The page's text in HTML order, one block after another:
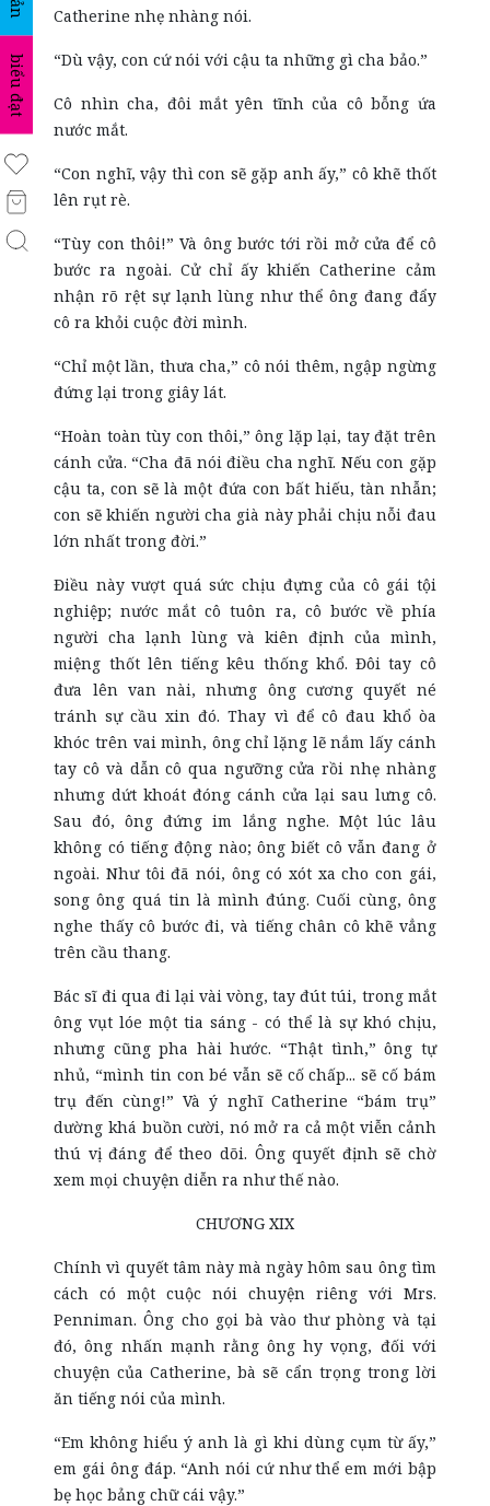
biểu đạt
Catherine nhẹ nhàng nói.
“Dù vậy, con cứ nói với cậu ta những gì cha bảo.”
Cô nhìn cha, đôi mắt yên tĩnh của cô bỗng ứa
nước mắt.
“Con nghĩ, vậy thì con sẽ gặp anh ấy,” cô khẽ thốt
lên rụt rè.
“Tùy con thôi!” Và ông bước tới rồi mở cửa để cô
bước ra ngoài. Cử chỉ ấy khiến Catherine cảm
nhận rõ rệt sự lạnh lùng như thể ông đang đẩy
cô ra khỏi cuộc đời mình.
“Chỉ một lần, thưa cha,” cô nói thêm, ngập ngừng
đứng lại trong giây lát.
“Hoàn toàn tùy con thôi,” ông lặp lại, tay đặt trên
cánh cửa. “Cha đã nói điều cha nghĩ. Nếu con gặp
cậu ta, con sẽ là một đứa con bất hiếu, tàn nhẫn;
con sẽ khiến người cha già này phải chịu nỗi đau
lớn nhất trong đời.”
Điều này vượt quá sức chịu đựng của cô gái tội
nghiệp; nước mắt cô tuôn ra, cô bước về phía
người cha lạnh lùng và kiên định của mình,
miệng thốt lên tiếng kêu thống khổ. Đôi tay cô
đưa lên van nài, nhưng ông cương quyết né
tránh sự cầu xin đó. Thay vì để cô đau khổ òa
khóc trên vai mình, ông chỉ lặng lẽ nắm lấy cánh
tay cô và dẫn cô qua ngưỡng cửa rồi nhẹ nhàng
nhưng dứt khoát đóng cánh cửa lại sau lưng cô.
Sau đó, ông đứng im lắng nghe. Một lúc lâu
không có tiếng động nào; ông biết cô vẫn đang ở
ngoài. Như tôi đã nói, ông có xót xa cho con gái,
song ông quá tin là mình đúng. Cuối cùng, ông
nghe thấy cô bước đi, và tiếng chân cô khẽ vẳng
trên cầu thang.
Bác sĩ đi qua đi lại vài vòng, tay đút túi, trong mắt
ông vụt lóe một tia sáng - có thể là sự khó chịu,
nhưng cũng pha hài hước. “Thật tình,” ông tự
nhủ, “mình tin con bé vẫn sẽ cố chấp... sẽ cố bám
trụ đến cùng!” Và ý nghĩ Catherine “bám trụ”
dường khá buồn cười, nó mở ra cả một viễn cảnh
thú vị đáng để theo dõi. Ông quyết định sẽ chờ
xem mọi chuyện diễn ra như thế nào.
CHƯƠNG XIX
Chính vì quyết tâm này mà ngày hôm sau ông tìm
cách có một cuộc nói chuyện riêng với Mrs.
Penniman. Ông cho gọi bà vào thư phòng và tại
đó, ông nhấn mạnh rằng ông hy vọng, đối với
chuyện của Catherine, bà sẽ cẩn trọng trong lời
ăn tiếng nói của mình.
“Em không hiểu ý anh là gì khi dùng cụm từ ấy,”
em gái ông đáp. “Anh nói cứ như thể em mới bập
bẹ học bảng chữ cái vậy.”